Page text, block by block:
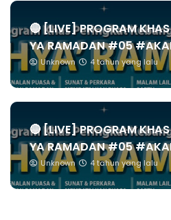
🔴 [LIVE] PROGRAM
YA RAMADAN #05
Unknown 4 tahun yang lalu
🔴 [LIVE] PROGRAM
YA RAMADAN #05
Unknown 4 tahun yang lalu